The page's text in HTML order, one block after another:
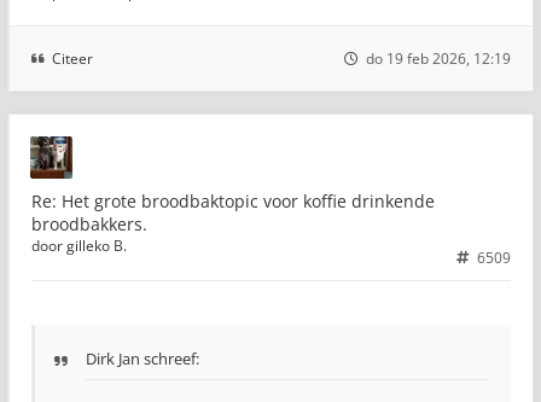
Citeer do 19 feb 2026, 12:19
Re: Het grote broodbaktopic voor koffie drinkende
broodbakkers.
6509
doorgilleko B.
Dirk Jan schreef: